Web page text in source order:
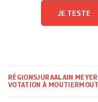
JE TESTE
RÉGIONSJURAALAIN MEYER
VOTATION À MOUTIER